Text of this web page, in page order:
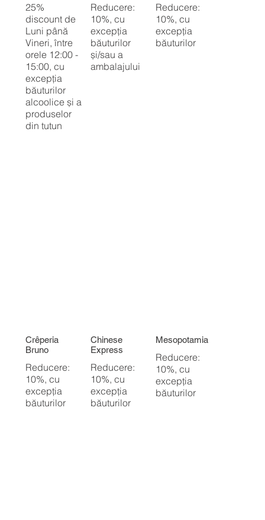
25%
discount de
Luni până
Vineri, între
orele 12:00 -
15:00, cu
excepția
băuturilor
alcoolice și a
produselor
din tutun
Reducere:
10%, cu
excepția
băuturilor
și/sau a
ambalajului
Reducere:
10%, cu
excepția
băuturilor
Crêperia
Bruno
Reducere:
10%, cu
excepția
băuturilor
Chinese
Express
Reducere:
10%, cu
excepția
băuturilor
Mesopotamia
Reducere:
10%, cu
excepția
băuturilor